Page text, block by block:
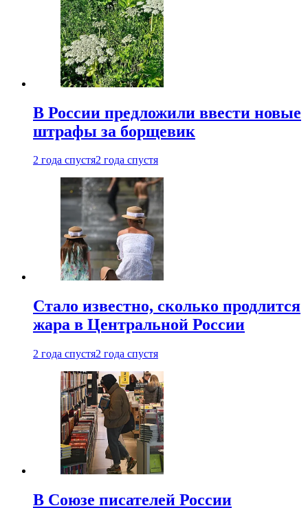
В России предложили ввести новые
штрафы за борщевик
2 года спустя2 года спустя
Стало известно, сколько продлится
жара в Центральной России
2 года спустя2 года спустя
В Союзе писателей России